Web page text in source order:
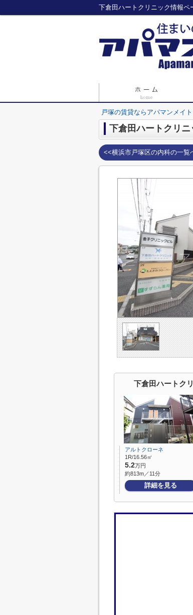
下倉田ハートクリニック情報
戸塚の賃貸ならアパマンメイト
下倉田ハートクリニ
<<横浜市戸塚区の内科の一覧
下倉田ハートク
アルトクローネ
1R/16.56㎡
5.2万円
約813m／11分
詳細を見る